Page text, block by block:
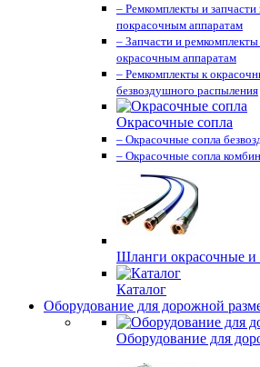
– Ремкомплекты и запчасти
покрасочным аппаратам
– Запчасти и
окрасочным аппаратам
– Ремкомплекты к
безвоздушного распыления
Окрасочные сопла
– Окрасочные сопла
– Окрасочные сопла
Шланги окрасочные и
Каталог
Оборудование для дорожной
Оборудование для